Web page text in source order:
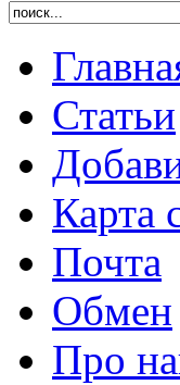
Статьи
Карта
Почта
Обмен
Про